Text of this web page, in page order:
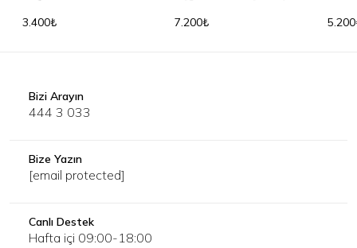
3.400₺
7.200₺
Bizi Arayın
444 3 033
Bize Yazın
[email protected]
Canlı Destek
Hafta içi 09:00-18:00